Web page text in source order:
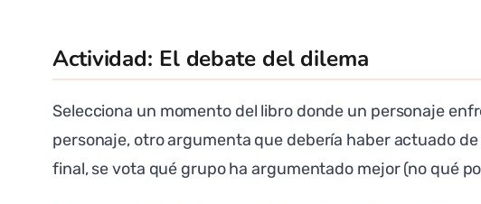
Actividad: El debate del dilema
Selecciona un momento del libro donde un personaje
personaje, otro argumenta que debería haber actuado
final, se vota qué grupo ha argumentado mejor (no qué